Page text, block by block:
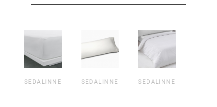
SEDALINNE SEDALINNE SEDALINNE